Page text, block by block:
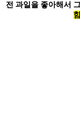
전 과일을 좋아해서